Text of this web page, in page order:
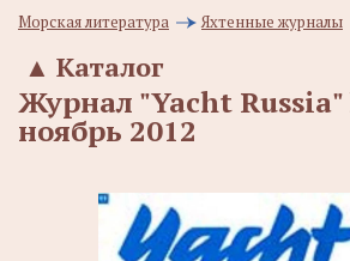
Морская литература Яхтенные журналы
Каталог
▲
Журнал "Yacht
ноябрь 2012